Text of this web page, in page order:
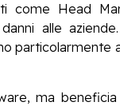
come Head
alle
particolarmente
ma